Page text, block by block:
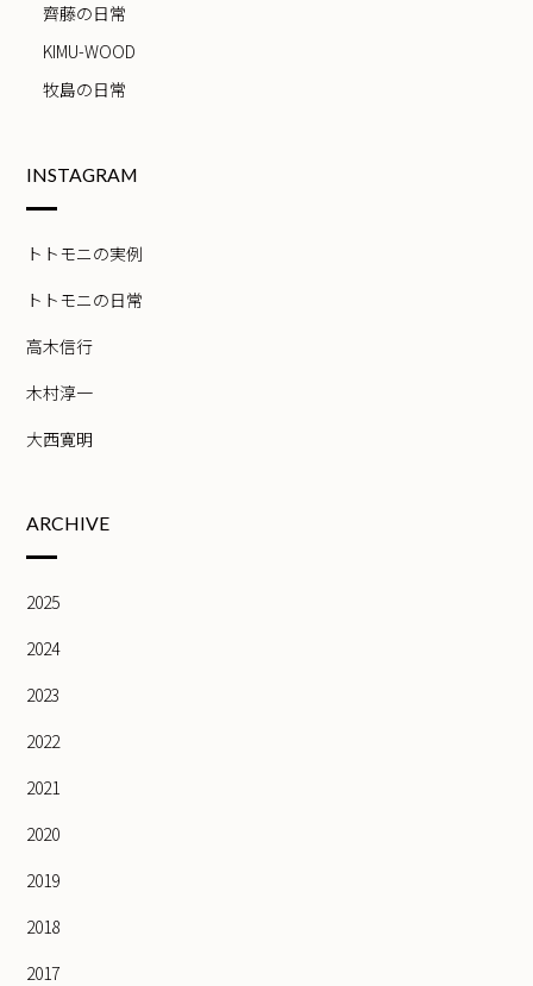
齊藤の日常
KIMU-WOOD
牧島の日常
INSTAGRAM
トトモニの実例
トトモニの日常
高木信行
木村淳一
大西寛明
ARCHIVE
2025
2024
2023
2022
2021
2020
2019
2018
2017